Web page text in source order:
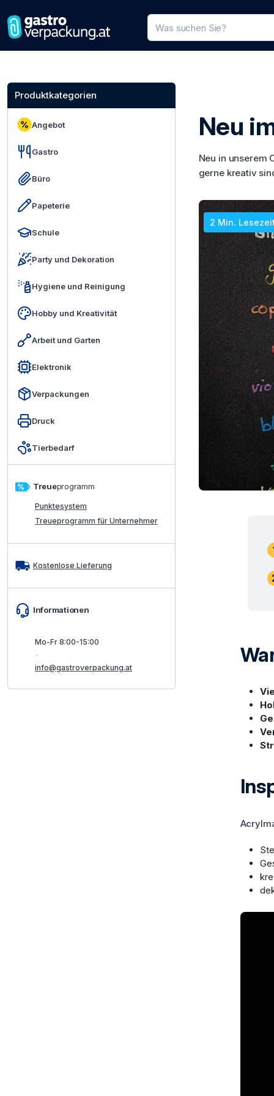
Produktsuche
Geben Sie einen
Produktkategorien
Angebot
Gastro
Büro
Papeterie
Schule
Party und Dekoration
Hygiene und Reinigung
Hobby und Kreativität
Arbeit und Garten
Elektronik
Verpackungen
Druck
Tierbedarf
Treueprogramm
Punktesystem
Treueprogramm für Unternehmer
Kostenlose Lieferung
Informationen
Mo-Fr 8:00-15:00
-
info@gastroverpackung.at
Neu
Neu in unserem
gerne kreativ
2 Min.